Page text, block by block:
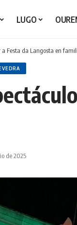
LUGO
a Festa da Langosta en
de 2025